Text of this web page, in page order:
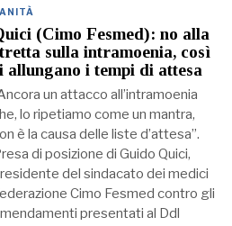
(Cimo Fesmed): no alla
sulla intramoenia, così
allungano i tempi di attesa
un attacco all’intramoenia
lo ripetiamo come un mantra,
è la causa delle liste d’attesa”.
di posizione di Guido Quici,
del sindacato dei medici
Cimo Fesmed contro gli
presentati al Ddl